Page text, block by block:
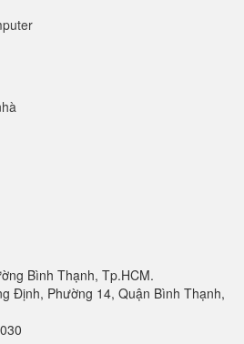
Bình Thạnh, Tp.HCM.
Định, Phường 14, Quận Bình Thạnh,